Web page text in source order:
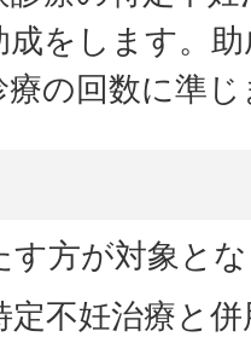
をします。
療の回数に準
す方が対象と
定不妊治療と